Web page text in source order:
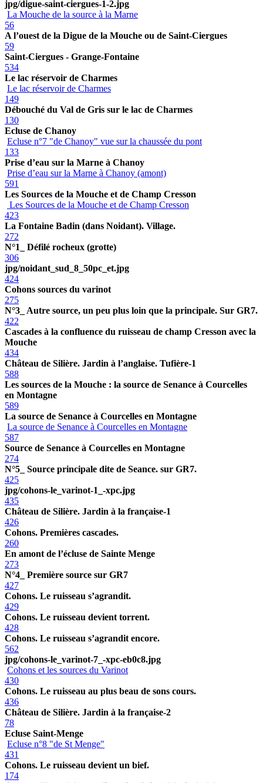
jpg/digue-saint-ciergues-1-2.jpg
La Mouche de la source à la Marne
56
A l’ouest de la Digue de la Mouche ou de Saint-Ciergues
59
Saint-Ciergues - Grange-Fontaine
534
Le lac réservoir de Charmes
Le lac réservoir de Charmes
149
Débouché du Val de Gris sur le lac de Charmes
130
Ecluse de Chanoy
Ecluse n°7 "de Chanoy" vue sur la chaussée du pont
133
Prise d’eau sur la Marne à Chanoy
Prise d’eau sur la Marne à Chanoy (amont)
591
Les Sources de la Mouche et de Champ Cresson
Les Sources de la Mouche et de Champ Cresson
423
La Fontaine Badin (dans Noidant). Village.
272
N°1_ Défilé rocheux (grotte)
306
jpg/noidant_sud_8_50pc_et.jpg
424
Cohons sources du varinot
275
N°3_ Autre source, un peu plus loin que la principale. Sur GR7.
422
Cascades à la confluence du ruisseau de champ Cresson avec la
Mouche
434
Château de Silière. Jardin à l’anglaise. Tufière-1
588
Les sources de la Mouche : la source de Senance à Courcelles
en Montagne
589
La source de Senance à Courcelles en Montagne
La source de Senance à Courcelles en Montagne
587
Source de Senance à Courcelles en Montagne
274
N°5_ Source principale dite de Seance. sur GR7.
425
jpg/cohons-le_varinot-1_-xpc.jpg
435
Château de Silière. Jardin à la française-1
426
Cohons. Premières cascades.
260
En amont de l’écluse de Sainte Menge
273
N°4_ Première source sur GR7
427
Cohons. Le ruisseau s’agrandit.
429
Cohons. Le ruisseau devient torrent.
428
Cohons. Le ruisseau s’agrandit encore.
562
jpg/cohons-le_varinot-7_-xpc-eb0c8.jpg
Cohons et les sources du Varinot
430
Cohons. Le ruisseau au plus beau de sons cours.
436
Château de Silière. Jardin à la française-2
78
Ecluse Saint-Menge
Ecluse n°8 "de St Menge"
431
Cohons. Le ruisseau devient un bief.
174